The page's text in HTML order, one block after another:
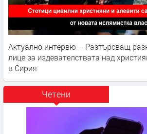
Актуално интервю – Разтърсващ
лице за издевателствата над
в Сирия
Четени